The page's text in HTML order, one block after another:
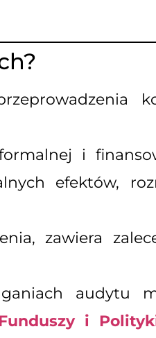
i
efektów,
zawiera
audytu
i